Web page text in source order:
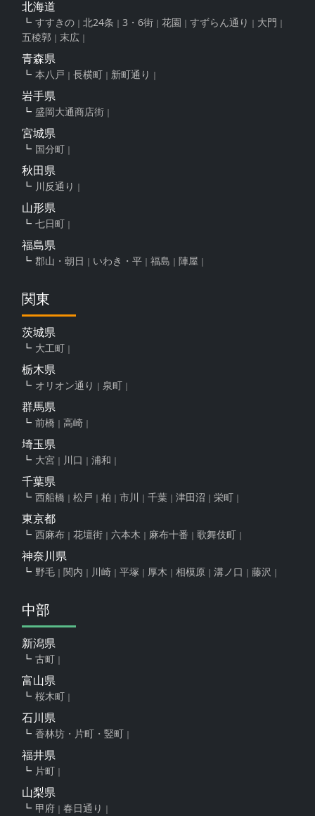
北海道
すすきの 北24条 3・6街 花園 すずらん通り
大門
五稜郭
末広
青森県
本八戸 長横町 新町通り
岩手県
盛岡大通商店街
宮城県
国分町
秋田県
川反通り
山形県
七日町
福島県
郡山・朝日 いわき・平 福島 陣屋
関東
茨城県
大工町
栃木県
オリオン通り 泉町
群馬県
前橋 高崎
埼玉県
大宮 川口 浦和
千葉県
西船橋 松戸 柏 市川 千葉 津田沼 栄町
東京都
西麻布 花壇街 六本木 麻布十番 歌舞伎町
神奈川県
野毛 関内 川崎 平塚 厚木 相模原 溝ノ口 藤沢
中部
新潟県
古町
富山県
桜木町
石川県
香林坊・片町・竪町
福井県
片町
山梨県
甲府 春日通り